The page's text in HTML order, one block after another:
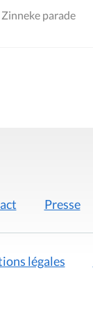
parade
Presse
légales